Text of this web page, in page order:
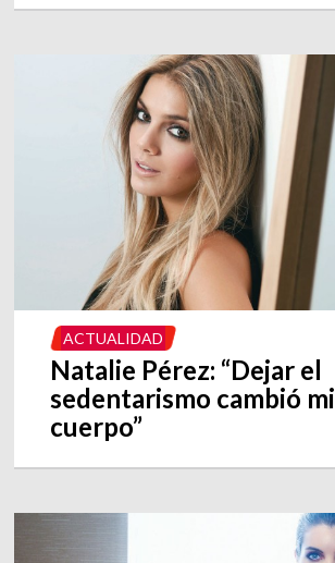
ACTUALIDAD
Natalie Pérez: “Dejar el
sedentarismo cambió mi
cuerpo”